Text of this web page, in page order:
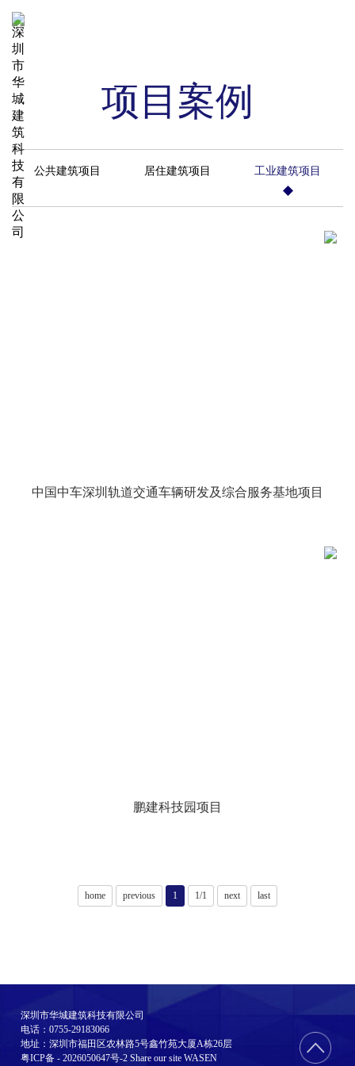
项目案例
公共建筑项目 居住建筑项目 工业建筑项目
中国中车深圳轨道交通车辆研发及综合服务基地项目
鹏建科技园项目
home previous 1 1/1 next last
深圳市华城建筑科技有限公司
电话：0755-29183066
地址：深圳市福田区农林路5号鑫竹苑大厦A栋26层
粤ICP备 - 2026050647号-2 Share our site WASEN